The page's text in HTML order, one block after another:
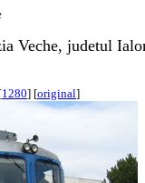
Veche, judetul
1280] [original]